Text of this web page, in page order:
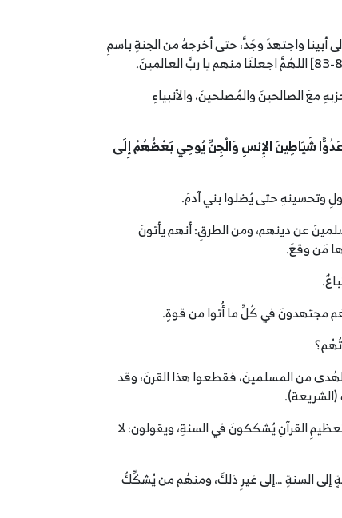
أبينا واجتهدَ وجَدَّ، حتى أخرجهُ من الجنةِ باسمِ
معَ الصالحينَ والمُصلحينَ، والأنبياءِ
شَيَاطِينَ الإِنسِ وَالْجِنِّ يُوحِي بَعْضُهُمْ إِلَى
وتحسينهِ حتى يُضلوا بني آدمَ.
عن دينهم، ومن الطرقِ: أنهم يأتونَ
مَن وقعَ.
مجتهدونَ في كُلِّ ما أُتوا من قوةٍ.
من المسلمينَ، فقطعوا هذا القرنَ، وقد
(الشريعة).
القرآنِ يُشككونَ في السنةِ، ويقولون: لا
إلى السنةِ …إلى غيرِ ذلكَ، ومنهُم من يُشكِّكُ